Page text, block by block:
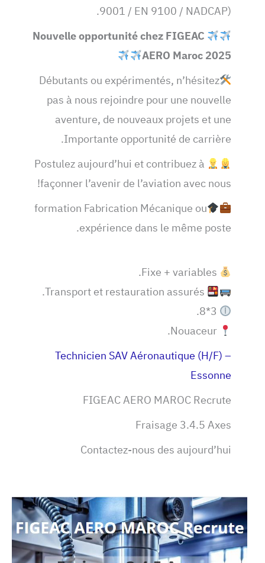
9001 / EN 9100 / NADCAP).
Nouvelle opportunité chez FIGEAC
AERO Maroc 2025
Débutants ou expérimentés, n’hésitez
pas à nous rejoindre pour une nouvelle
aventure, de nouveaux projets et une
Importante opportunité de carrière.
Postulez aujourd’hui et contribuez à
façonner l’avenir de l’aviation avec nous!
formation Fabrication Mécanique ou
expérience dans le même poste.
Nouaceur.
Technicien SAV Aéronautique (H/F) –
Essonne
FIGEAC AERO MAROC Recrute
Fraisage 3.4.5 Axes
Contactez-nous des aujourd’hui